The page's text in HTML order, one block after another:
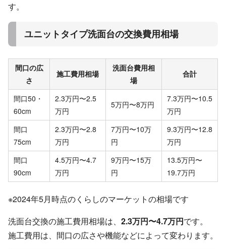
す。
ユニットタイプ洗面台の交換費用相場
間口の広
さ
施工費用相場
洗面台費用相
場
合計
間口50・
60cm
2.3万円〜2.5
万円
5万円〜8万円
7.3万円〜10.5
万円
間口
75cm
2.3万円〜2.8
万円
7万円〜10万
円
9.3万円〜12.8
万円
間口
90cm
4.5万円〜4.7
万円
9万円〜15万
円
13.5万円〜
19.7万円
※2024年5月時点のくらしのマーケットの相場です
洗面台交換の施工費用相場は、 2.3万円〜4.7万円です。
施工費用は、間口の広さや機能などによって変わります。